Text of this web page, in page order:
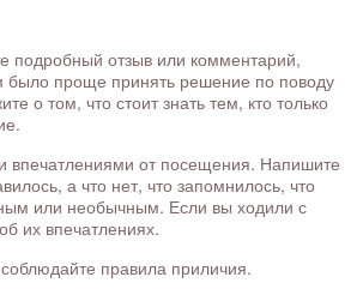
подробный отзыв или комментарий,
было проще принять решение по поводу
о том, что стоит знать тем, кто только
впечатлениями от посещения. Напишите
а что нет, что запомнилось, что
или необычным. Если вы ходили с
их впечатлениях.
правила приличия.